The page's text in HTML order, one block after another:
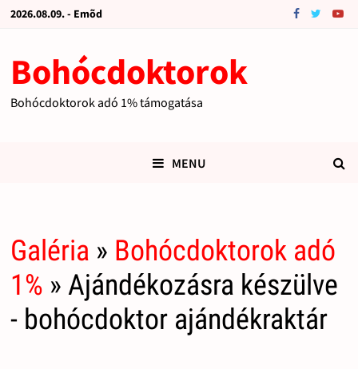
2026.08.09. - Emõd
Bohócdoktorok
Bohócdoktorok adó 1% támogatása
MENU
Galéria » Bohócdoktorok adó
1% » Ajándékozásra készülve
- bohócdoktor ajándékraktár